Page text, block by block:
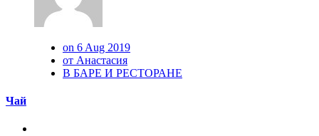
on 6 Aug 2019
от Анастасия
В БАРЕ И РЕСТОРАНЕ
Чай